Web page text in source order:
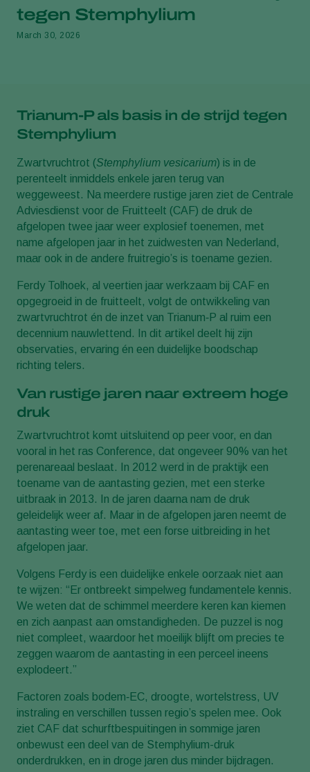
tegen Stemphylium
March 30, 2026
Trianum‑P als basis in de strijd tegen
Stemphylium
Zwartvruchtrot (Stemphylium vesicarium) is in de
perenteelt inmiddels enkele jaren terug van
weggeweest. Na meerdere rustige jaren ziet de Centrale
Adviesdienst voor de Fruitteelt (CAF) de druk de
afgelopen twee jaar weer explosief toenemen, met
name afgelopen jaar in het zuidwesten van Nederland,
maar ook in de andere fruitregio’s is toename gezien.
Ferdy Tolhoek, al veertien jaar werkzaam bij CAF en
opgegroeid in de fruitteelt, volgt de ontwikkeling van
zwartvruchtrot én de inzet van Trianum‑P al ruim een
decennium nauwlettend. In dit artikel deelt hij zijn
observaties, ervaring én een duidelijke boodschap
richting telers.
Van rustige jaren naar extreem hoge
druk
Zwartvruchtrot komt uitsluitend op peer voor, en dan
vooral in het ras Conference, dat ongeveer 90% van het
perenareaal beslaat. In 2012 werd in de praktijk een
toename van de aantasting gezien, met een sterke
uitbraak in 2013. In de jaren daarna nam de druk
geleidelijk weer af. Maar in de afgelopen jaren neemt de
aantasting weer toe, met een forse uitbreiding in het
afgelopen jaar.
Volgens Ferdy is een duidelijke enkele oorzaak niet aan
te wijzen: “Er ontbreekt simpelweg fundamentele kennis.
We weten dat de schimmel meerdere keren kan kiemen
en zich aanpast aan omstandigheden. De puzzel is nog
niet compleet, waardoor het moeilijk blijft om precies te
zeggen waarom de aantasting in een perceel ineens
explodeert.”
Factoren zoals bodem‑EC, droogte, wortelstress, UV
instraling en verschillen tussen regio’s spelen mee. Ook
ziet CAF dat schurftbespuitingen in sommige jaren
onbewust een deel van de Stemphylium-druk
onderdrukken, en in droge jaren dus minder bijdragen.